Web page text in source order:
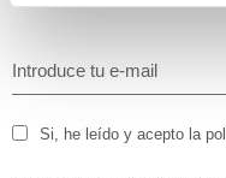
Si, he leído y acepto la